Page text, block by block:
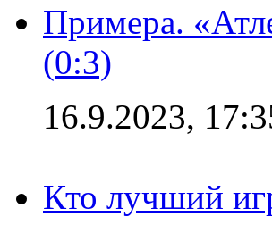
Примера.
(0:3)
16.9.2023,
Кто лучший